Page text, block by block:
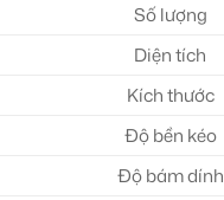
Số lượng
Diện tích
Kích thước
Độ bền kéo
Độ bám dính